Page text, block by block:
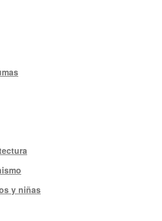
y niñas